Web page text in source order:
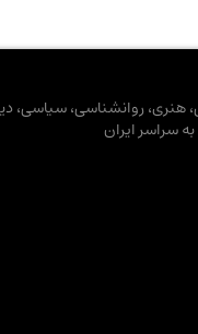
هنری، روانشناسی، سیاسی،
سراسر ایران